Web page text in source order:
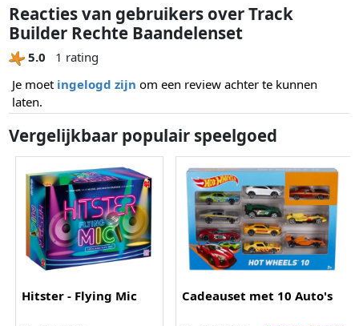
Reacties van gebruikers over Track
Builder Rechte Baandelenset
5.0
1 rating
Je moet ingelogd zijn om een review achter te kunnen
laten.
Vergelijkbaar populair speelgoed
Hitster - Flying Mic Cadeauset met 10 Auto's